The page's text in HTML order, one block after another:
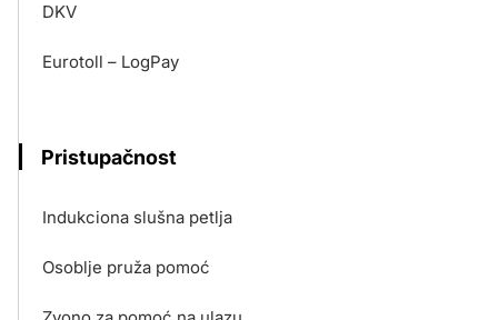
DKV
Eurotoll – LogPay
Pristupačnost
Indukciona slušna petlja
Osoblje pruža pomoć